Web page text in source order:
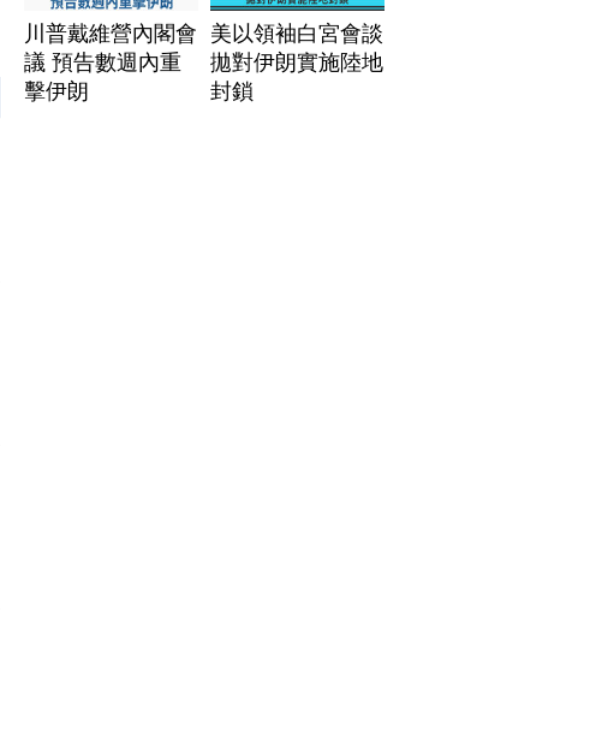
川普戴維營內閣會
議 預告數週內重
擊伊朗
美以領袖白宮會談
拋對伊朗實施陸地
封鎖